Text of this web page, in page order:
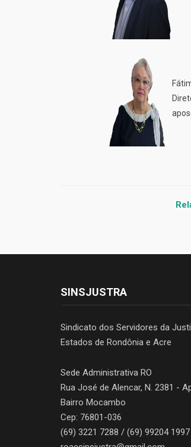
SINSJUSTRA
Sindicato dos Servidores da
Estados de Rondônia e Acre
Sede Administrativa RO
Rua José de Alencar, N. 2381 -
Bairro Mocambo
Cep: 76801-036
(69) 3221 7288 / (69) 99204 1997